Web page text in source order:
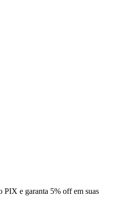
PIX e garanta 5% off em suas